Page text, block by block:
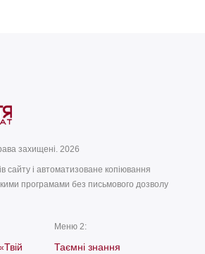
захищені. 2026
сайту і автоматизоване копіювання
програмами без письмового дозволу
Меню 2:
Таємні знання